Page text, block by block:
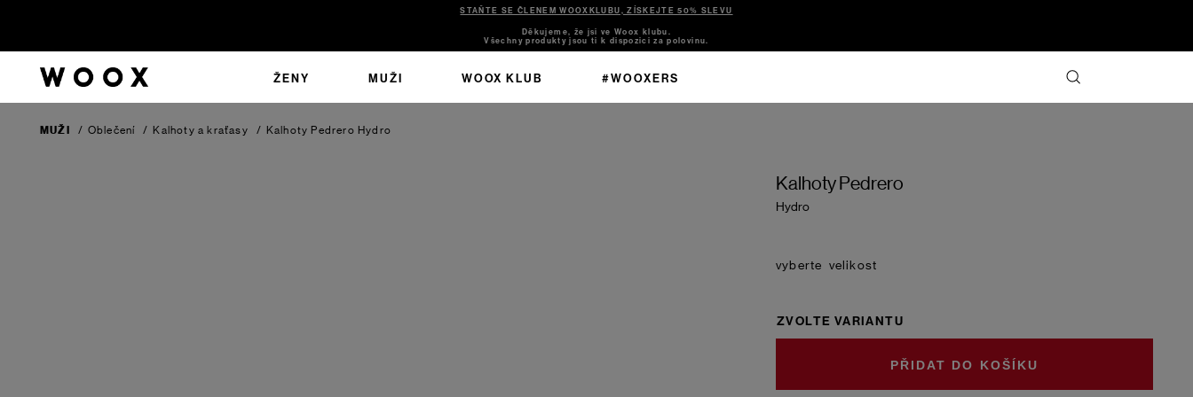
STAŇTE SE ČLENEM WOOXKLUBU, ZÍSKEJTE 50% SLEVU
Děkujeme, že jsi ve Woox klubu.
Všechny produkty jsou ti k dispozici za polovinu.
ŽENY MUŽI WOOX KLUB #WOOXERS
MUŽI / Oblečení / Kalhoty a kraťasy / Kalhoty Pedrero Hydro
Kalhoty Pedrero
Hydro
velikost
ZVOLTE VARIANTU
DO KOŠÍKU